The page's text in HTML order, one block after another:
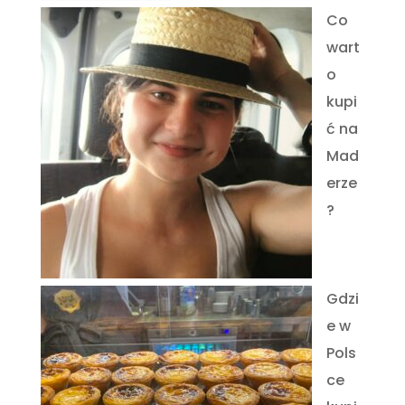
Co
wart
o
kupi
ć na
Mad
erze
?
Gdzi
e w
Pols
ce